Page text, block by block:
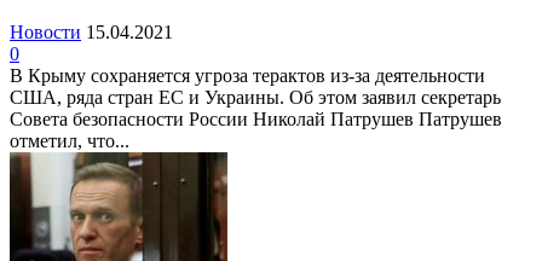
Новости 15.04.2021
0
В Крыму сохраняется угроза терактов из-за деятельности
США, ряда стран ЕС и Украины. Об этом заявил секретарь
Совета безопасности России Николай Патрушев Патрушев
отметил, что...